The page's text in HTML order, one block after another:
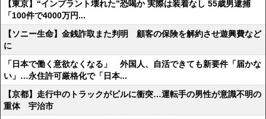
【東京】“インプラント壊れた”恐喝か 実際は装着なし 55歳男逮捕
「100件で4000万円...
【ソニー生命】金銭詐取また判明 顧客の保険を解約させ遊興費など
に
「日本で働く意欲なくなる」 外国人、自活できても新要件「届かな
い」…永住許可厳格化で「日本...
【京都】走行中のトラックがビルに衝突…運転手の男性が意識不明の
重体 宇治市